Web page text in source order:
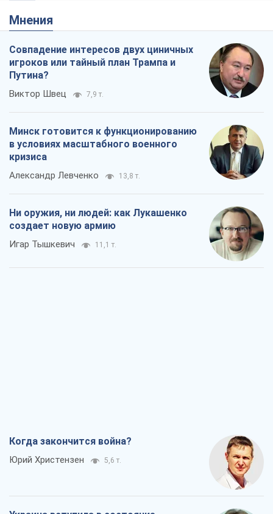
Мнения
Совпадение интересов двух циничных
игроков или тайный план Трампа и
Путина?
Виктор Швец 7,9 т.
Минск готовится к функционированию
в условиях масштабного военного
кризиса
Александр Левченко 13,8 т.
Ни оружия, ни людей: как Лукашенко
создает новую армию
Игар Тышкевич 11,1 т.
Когда закончится война?
Юрий Христензен 5,6 т.